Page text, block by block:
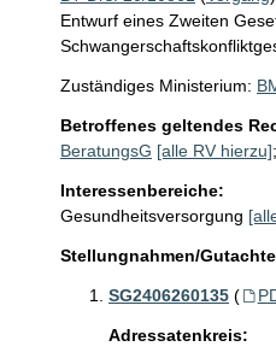
Entwurf eines Zweiten
Zuständiges Ministerium:
Betroffenes geltendes
BeratungsG [alle RV hierzu];
Interessenbereiche:
Gesundheitsversorgung
Stellungnahmen/
SG2406260135 (
Adressatenkreis: